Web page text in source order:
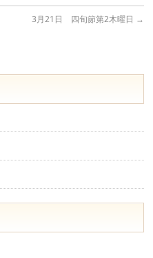
3月21日 四旬節第2木曜日 →